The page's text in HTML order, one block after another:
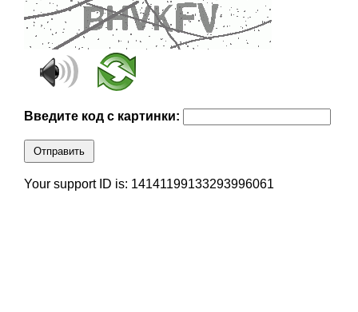
Введите код с картинки:
Отправить
Your support ID is: 14141199133293996061